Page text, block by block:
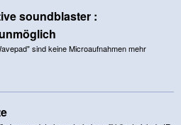
soundblaster :
sind keine Microaufnahmen mehr